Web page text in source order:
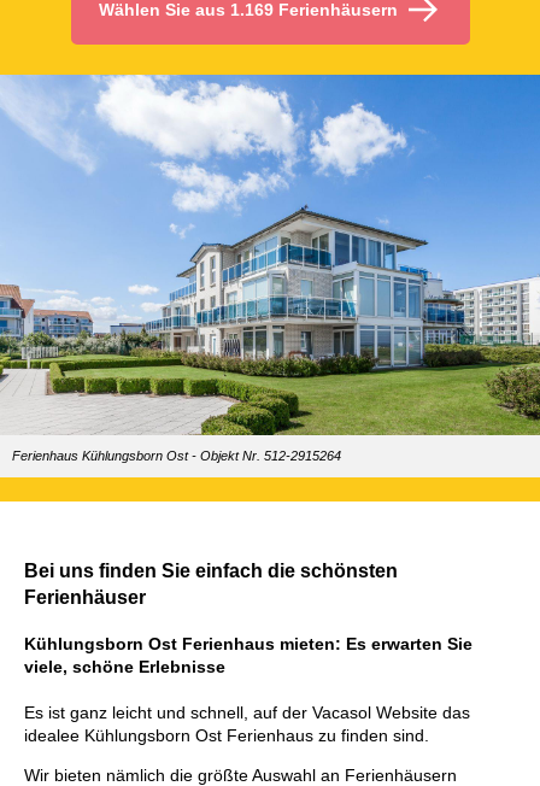
Wählen Sie aus 1.169 Ferienhäusern
Ferienhaus Kühlungsborn Ost - Objekt Nr. 512-2915264
Bei uns finden Sie einfach die schönsten
Ferienhäuser
Kühlungsborn Ost Ferienhaus mieten: Es erwarten Sie
viele, schöne Erlebnisse
Es ist ganz leicht und schnell, auf der Vacasol Website das
idealee Kühlungsborn Ost Ferienhaus zu finden sind.
Wir bieten nämlich die größte Auswahl an Ferienhäusern